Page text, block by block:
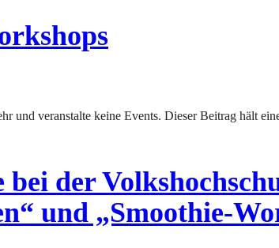
der
und „Smoothie-